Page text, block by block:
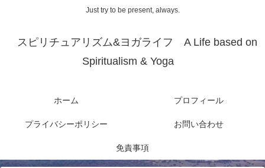
Just try to be present, always.
スピリチュアリズム&ヨガライフ A Life based on
Spiritualism & Yoga
ホーム プロフィール
プライバシーポリシー お問い合わせ
免責事項